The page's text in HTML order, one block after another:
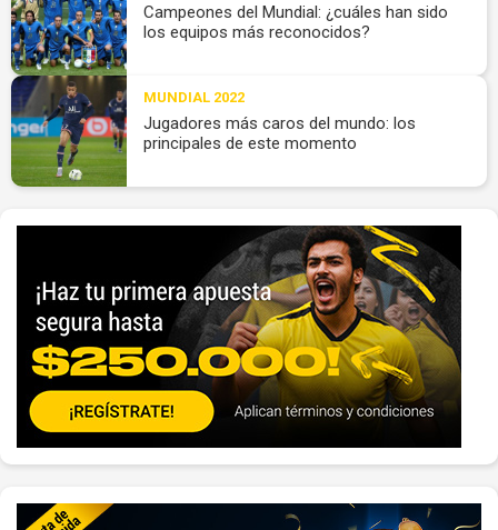
Campeones del Mundial: ¿cuáles han sido
los equipos más reconocidos?
MUNDIAL 2022
Jugadores más caros del mundo: los
principales de este momento